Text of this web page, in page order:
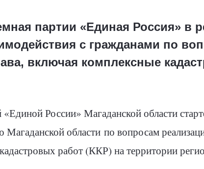
партии «Единая Россия» в
с гражданами по
включая комплексные
России» Магаданской области
Магаданской областипо вопросам
работ (ККР) на территории